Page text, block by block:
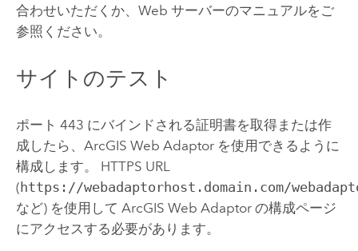
合わせいただくか、Web サーバーのマニュアルをご
参照ください。
サイトのテスト
ポート 443 にバインドされる証明書を取得または作
成したら、 ArcGIS Web Adaptorを使用できるように
構成します。 HTTPS URL
( https://webadaptorhost.domain.com/
など) を使用して ArcGIS Web Adaptorの構成ページ
にアクセスする必要があります。